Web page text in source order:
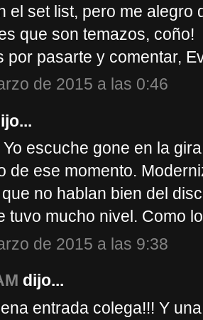
el set list, pero me alegro
que son temazos, coño!
por pasarte y comentar,
de 2015 a las 0:46
Yo escuche gone en la
de ese momento.
no hablan bien del
tuvo mucho nivel. Como
de 2015 a las 9:38
dijo...
entrada colega!!! Y